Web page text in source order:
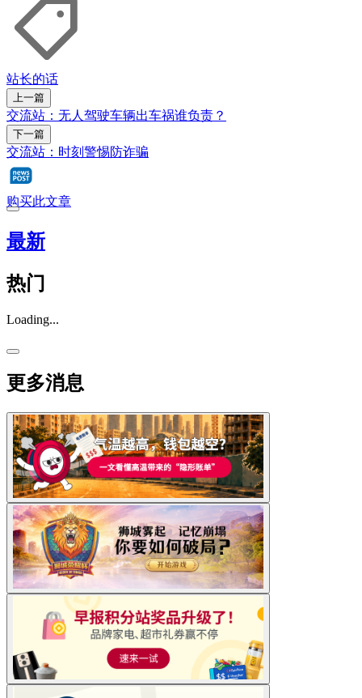
站长的话
上一篇
交流站：无人驾驶车辆出车祸谁负责？
下一篇
交流站：时刻警惕防诈骗
购买此文章
最新
热门
Loading...
更多消息